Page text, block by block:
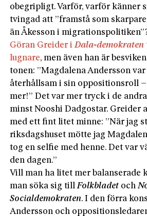
obegripligt. Varför, varför känner
tvingad att ”framstå som
än Åkesson i
Göran Greider iDala-demokraten
lugnare, men även han är
tonen: ”Magdalena Andersson
återhållsam i sin oppositionsroll
mer!” Det var mer tryck i de
minst Nooshi Dadgostar. Greider
med ett fint litet minne: ”När jag
riksdagshuset mötte jag
tog en selfie med henne. Det var
den dagen.”
Vill man ha litet mer balanserade
man söka sig tillFolkbladet och
Socialdemokraten. I den förra
Andersson och